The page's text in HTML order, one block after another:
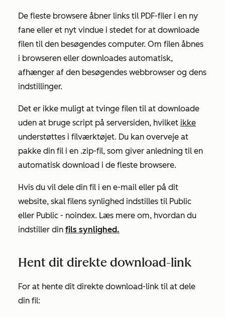
De fleste browsere åbner links til PDF-filer i en ny
fane eller et nyt vindue i stedet for at downloade
filen til den besøgendes computer. Om filen åbnes
i browseren eller downloades automatisk,
afhænger af den besøgendes webbrowser og dens
indstillinger.
Det er ikke muligt at tvinge filen til at downloade
uden at bruge script på serversiden, hvilket ikke
understøttes i filværktøjet. Du kan overveje at
pakke din fil i en .zip-fil, som giver anledning til en
automatisk download i de fleste browsere.
Hvis du vil dele din fil i en e-mail eller på dit
website, skal filens synlighed indstilles til Public
eller Public - noindex. Læs mere om, hvordan du
indstiller din fils synlighed.
Hent dit direkte download-link
For at hente dit direkte download-link til at dele
din fil: